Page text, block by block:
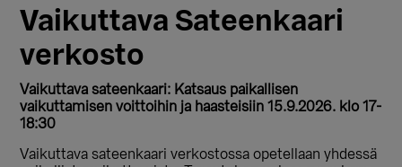
Vaikuttava Sateenkaari
verkosto
Vaikuttava sateenkaari: Katsaus paikallisen
vaikuttamisen voittoihin ja haasteisiin 15.9.2026. klo 17-
18:30
Vaikuttava sateenkaari verkostossa opetellaan yhdessä